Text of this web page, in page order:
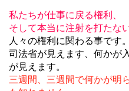
私たちが仕事に戻る権利、
そして本当に注射を打たな
人々の権利に関わる事です。
司法省が見えます、何かが
が見えます。
三週間、三週間で何かが明